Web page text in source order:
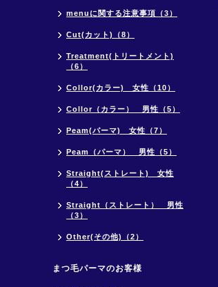
menuに関する注意事項（3）
Cut(カット)（8）
Treatment(トリートメント)
（6）
Collor(カラー) 女性（10）
Collor（カラー） 男性（5）
Peam(パーマ) 女性（7）
Peam（パーマ） 男性（5）
Straight(ストレート) 女性
（4）
Straight（ストレート） 男性
（3）
Other(その他)（2）
まつ毛パーマのお客様